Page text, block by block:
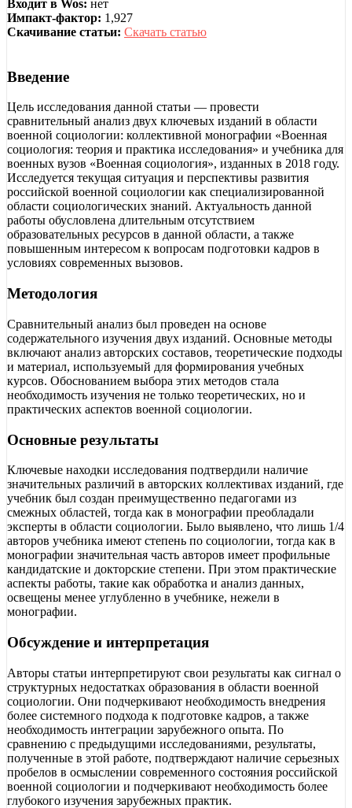
Входит в Wos: нет
Импакт-фактор: 1,927
Скачивание статьи: Скачать статью
Введение
Цель исследования данной статьи — провести
сравнительный анализ двух ключевых изданий в области
военной социологии: коллективной монографии «Военная
социология: теория и практика исследования» и учебника для
военных вузов «Военная социология», изданных в 2018 году.
Исследуется текущая ситуация и перспективы развития
российской военной социологии как специализированной
области социологических знаний. Актуальность данной
работы обусловлена длительным отсутствием
образовательных ресурсов в данной области, а также
повышенным интересом к вопросам подготовки кадров в
условиях современных вызовов.
Методология
Сравнительный анализ был проведен на основе
содержательного изучения двух изданий. Основные методы
включают анализ авторских составов, теоретические подходы
и материал, используемый для формирования учебных
курсов. Обоснованием выбора этих методов стала
необходимость изучения не только теоретических, но и
практических аспектов военной социологии.
Основные результаты
Ключевые находки исследования подтвердили наличие
значительных различий в авторских коллективах изданий, где
учебник был создан преимущественно педагогами из
смежных областей, тогда как в монографии преобладали
эксперты в области социологии. Было выявлено, что лишь 1/4
авторов учебника имеют степень по социологии, тогда как в
монографии значительная часть авторов имеет профильные
кандидатские и докторские степени. При этом практические
аспекты работы, такие как обработка и анализ данных,
освещены менее углубленно в учебнике, нежели в
монографии.
Обсуждение и интерпретация
Авторы статьи интерпретируют свои результаты как сигнал о
структурных недостатках образования в области военной
социологии. Они подчеркивают необходимость внедрения
более системного подхода к подготовке кадров, а также
необходимость интеграции зарубежного опыта. По
сравнению с предыдущими исследованиями, результаты,
полученные в этой работе, подтверждают наличие серьезных
пробелов в осмыслении современного состояния российской
военной социологии и подчеркивают необходимость более
глубокого изучения зарубежных практик.